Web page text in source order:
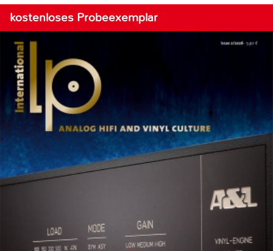
kostenloses Probeexemplar